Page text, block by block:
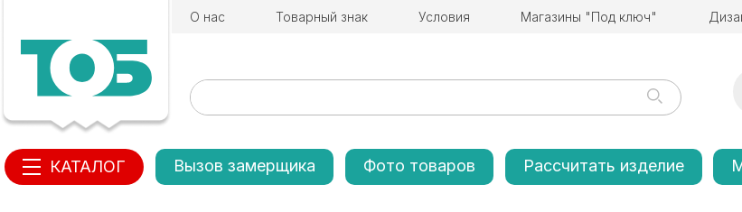
О нас Товарный знак Условия Магазины "Под ключ"
КАТАЛОГ Вызов замерщика Фото товаров Рассчитать изделие